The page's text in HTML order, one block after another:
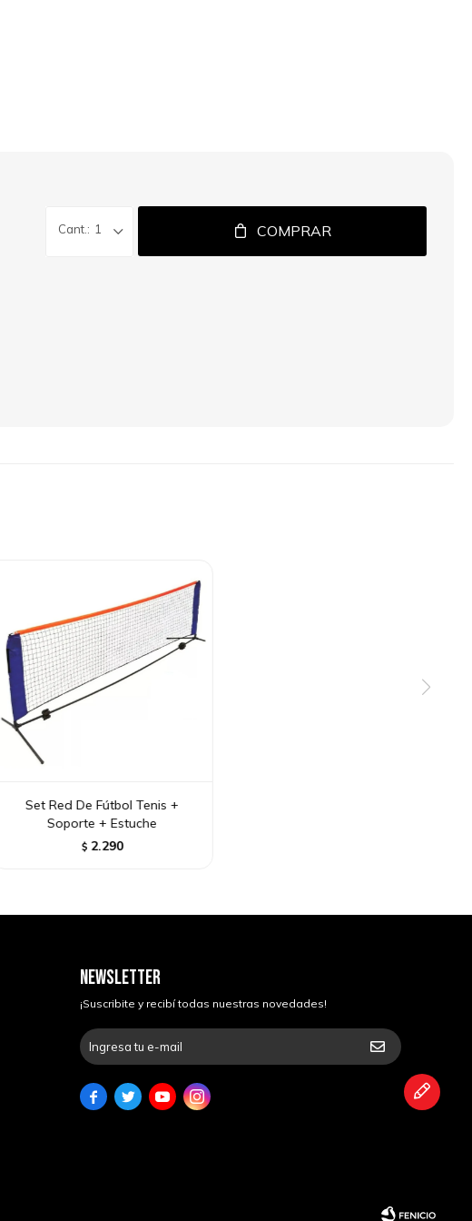
1 COMPRAR
Set Red De Fútbol Tenis +
Soporte + Estuche
$ 2.290
NEWSLETTER
¡Suscribite y recibí todas nuestras novedades!
   